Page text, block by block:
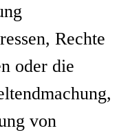
Rechte
oder die
von